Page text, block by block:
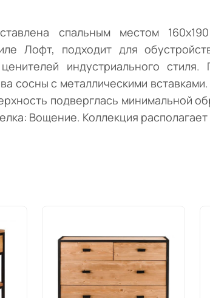
защиты от механических
Поверхность подверглась
обработке, что не скрывает
красоту дерева. Цвет реализации:
"Натуральная сосна". Отделка:
Коллекция располагает
тумбами. Матрас и основание не
спальным местом
Лофт, подходит для
индустриального
сосны с металлическими
подверглась минимальной
Вощение. Коллекция